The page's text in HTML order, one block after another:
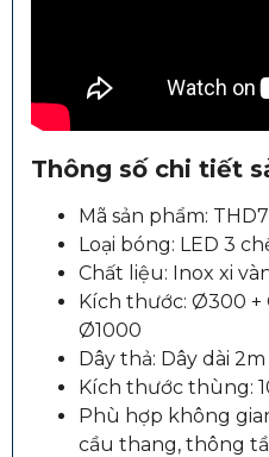
Thông số chi tiết
Mã sản phẩm:
Loại bóng: LED 3
Chất liệu: Inox xi
Kích thước: Ø300
Ø1000
Dây thả: Dây dài 2m
Kích thước thùng:
Phù hợp không
cầu thang, thông